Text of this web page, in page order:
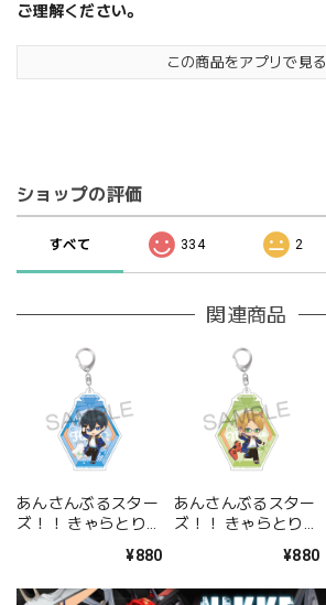
ご理解ください。
この商品をアプリで見る
ショップの評価
すべて 334 2
関連商品
あんさんぶるスター
ズ！！ きゃらとりあ
¥880
あんさんぶるスター
ズ！！ きゃらとりあ
¥880